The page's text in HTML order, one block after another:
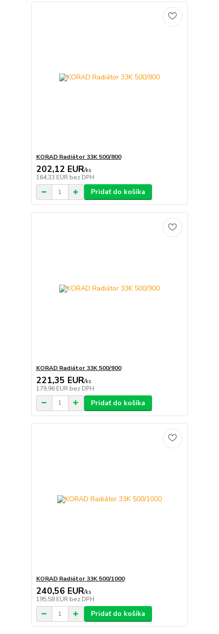
KORAD Radiátor 33K 500/800
202,12 EUR/ks
164,33 EUR bez DPH
Pridať do košíka
KORAD Radiátor 33K 500/900
221,35 EUR/ks
179,96 EUR bez DPH
Pridať do košíka
KORAD Radiátor 33K 500/1000
240,56 EUR/ks
195,58 EUR bez DPH
Pridať do košíka